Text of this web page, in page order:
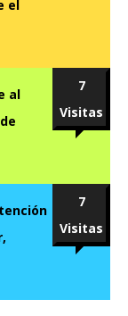
el
al
7
Visitas
7
Visitas